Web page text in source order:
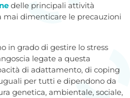
delle principali attività
mai dimenticare le precauzioni
in grado di gestire lo stress
legate a questa
di adattamento, di coping
per tutti e dipendono da
genetica, ambientale, sociale,